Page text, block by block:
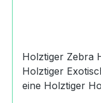
Holztiger Zebra Holztiger Neuheiten 2013
Holztiger Exotische Tiere Es
eine Holztiger